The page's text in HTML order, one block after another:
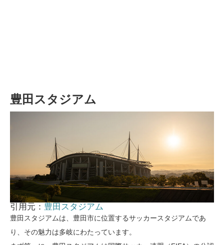
豊田スタジアム
引用元： 豊田スタジアム
豊田スタジアムは、豊田市に位置するサッカースタジアムであ
り、その魅力は多岐にわたっています。